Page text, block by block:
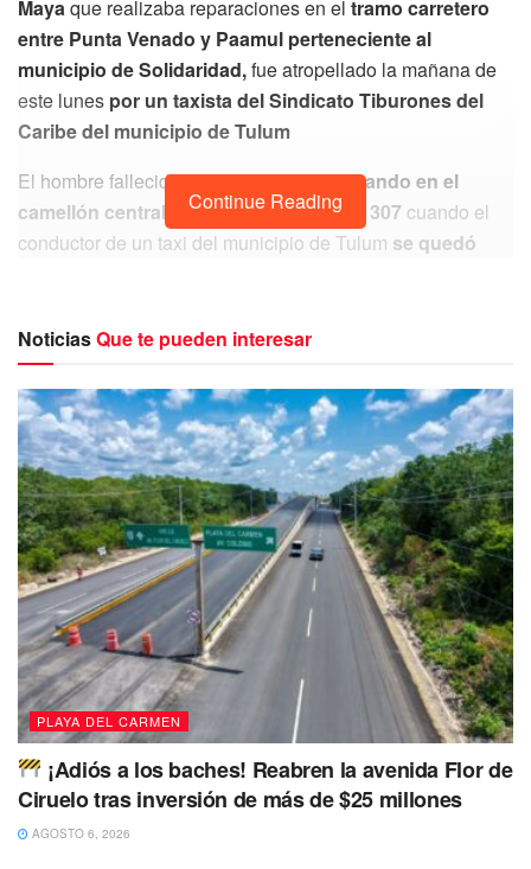
Mayaque realizaba reparaciones en el tramo carretero
entre Punta Venado y Paamul perteneciente al
municipio de Solidaridad,fue atropellado la mañana de
este lunes por un taxista del Sindicato Tiburones del
Caribe del municipio de Tulum
El hombre fallecidose encontraba laborando en el
camellón central de la carretera federal 307 cuando el
conductor de un taxi del municipio de Tulum se quedó
vueltas y embiste al trabajador,matándolo casi
instantáneamente, finalmente terminó volcado sobre la
carpeta asfáltica.
Continue Reading
NoticiasQue te pueden interesar
PLAYA DEL CARMEN
¡Adiós a los baches! Reabren la avenida Flor de
Ciruelo tras inversión de más de $25 millones
AGOSTO 6, 2026